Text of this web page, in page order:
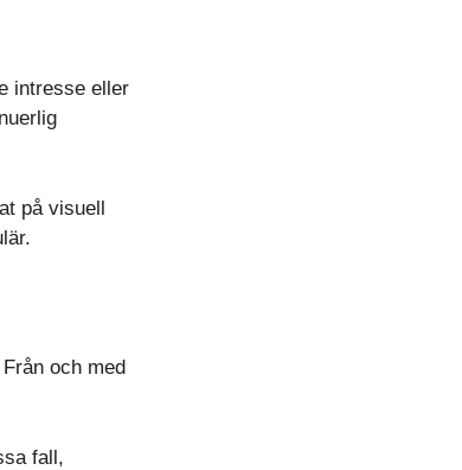
intresse eller
på visuell
och med
fall,